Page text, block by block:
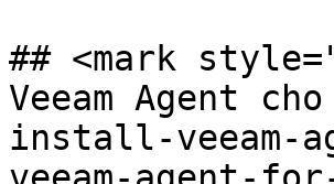
## <mark
Veeam Agent
install-